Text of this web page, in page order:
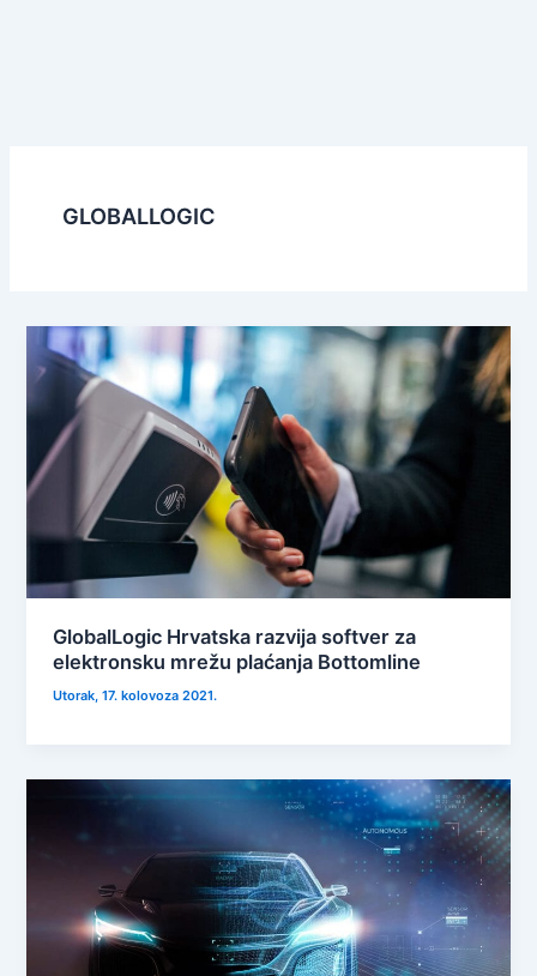
GLOBALLOGIC
GlobalLogic Hrvatska razvija softver za
elektronsku mrežu plaćanja Bottomline
Utorak, 17. kolovoza 2021.